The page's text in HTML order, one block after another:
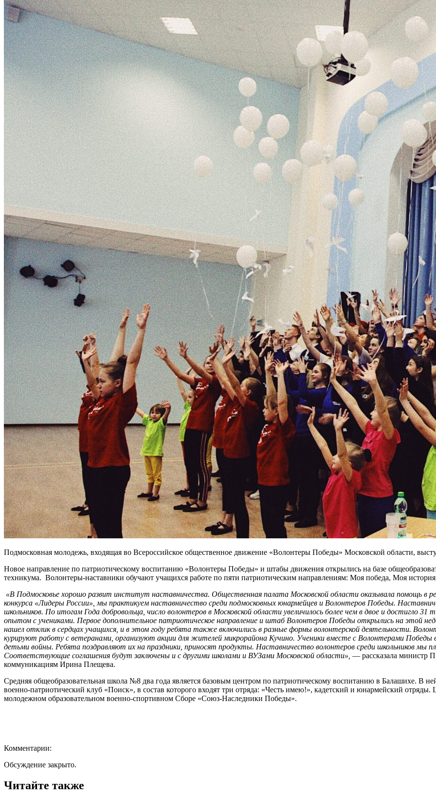
Подмосковная молодежь, входящая во Всероссийское общественное движение «Волонтеры Победы» Московской области,
Новое направление по патриотическому воспитанию «Волонтеры Победы» и штабы движения открылись на базе
техникума. Волонтеры-наставники обучают учащихся работе по пяти патриотическим направлениям: Моя победа, Моя
«В Подмосковье хорошо развит институт наставничества. Общественная палата Московской области оказывала помощь в
конкурса «Лидеры России», мы практикуем наставничество среди подмосковных юнармейцев и Волонтеров Победы.
школьников. По итогам Года добровольца, число волонтеров в Московской области увеличилось более чем в двое и достигло
опытом с учениками. Первое дополнительное патриотическое направление и штаб Волонтеров Победы открылись на этой
нашел отклик в сердцах учащихся, и в этом году ребята также включились в разные формы волонтерской деятельности.
курируют работу с ветеранами, организуют акции для жителей микрорайона Кучино. Ученики вместе с Волонтерами
детьми войны. Ребята поздравляют их на праздники, приносят продукты. Наставничество волонтеров среди школьников мы
Соответствующие соглашения будут заключены и с другими школами и ВУЗами Московской области», — рассказала министр
коммуникациям Ирина Плещева.
Средняя общеобразовательная школа №8 два года является базовым центром по патриотическому воспитанию в Балашихе. В
военно-патриотический клуб «Поиск», в состав которого входят три отряда: «Честь имею!», кадетский и юнармейский
молодежном образовательном военно-спортивном Сборе «Союз-Наследники Победы».
Комментарии:
Обсуждение закрыто.
Читайте также